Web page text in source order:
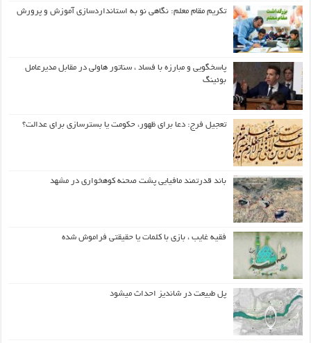
تکریم مقام معلم: نگاهی نو به استانداردسازی آموزش و پرورش
پاسخگویی و مبارزه با فساد ، سناتور هاولی در مقابل مدیرعامل
بوئینگ
تعجیل فرج: دعا برای ظهور، حکومت یا بسترسازی برای عدالت؟
باند قدرتمند مافیایی پشت صحنه کوهخواری در مشهد
فقیه غایب ، بازی با کلمات یا حقیقتی فراموش شده
پل طبیعت در شاندیز احداث میشود